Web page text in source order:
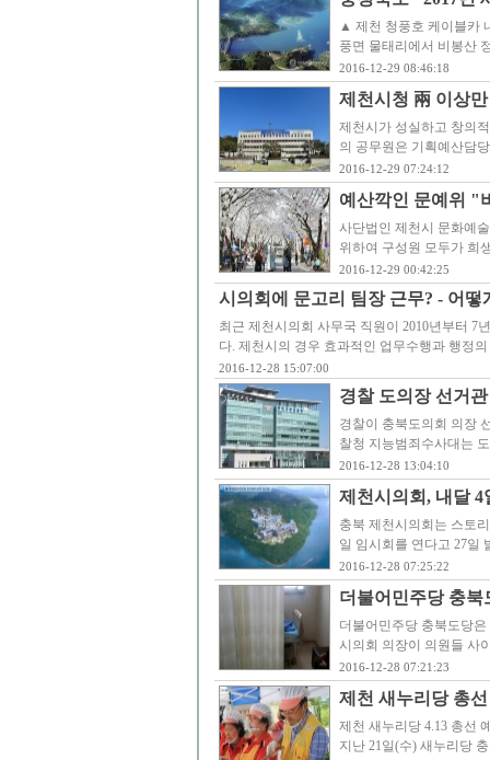
▲ 제천 청풍호 케이블카
풍면 물태리에서 비봉산
2016-12-29 08:46:18
제천시청 兩 이상
제천시가 성실하고 창의
의 공무원은 기획예산담
2016-12-29 07:24:12
예산깍인 문예위 "
사단법인 제천시 문화예
위하여 구성원 모두가 희
2016-12-29 00:42:25
시의회에 문고리 팀장 근무? - 어
최근 제천시의회 사무국 직원이 2010년부터 7
다. 제천시의 경우 효과적인 업무수행과 행정
2016-12-28 15:07:00
경찰 도의장 선거
경찰이 충북도의회 의장
찰청 지능범죄수사대는
2016-12-28 13:04:10
제천시의회, 내달
충북 제천시의회는 스토
일 임시회를 연다고 27일
2016-12-28 07:25:22
더불어민주당 충
더불어민주당 충북도당
시의회 의장이 의원들 사
2016-12-28 07:21:23
제천 새누리당 총
제천 새누리당 4.13 총선
지난 21일(수) 새누리당